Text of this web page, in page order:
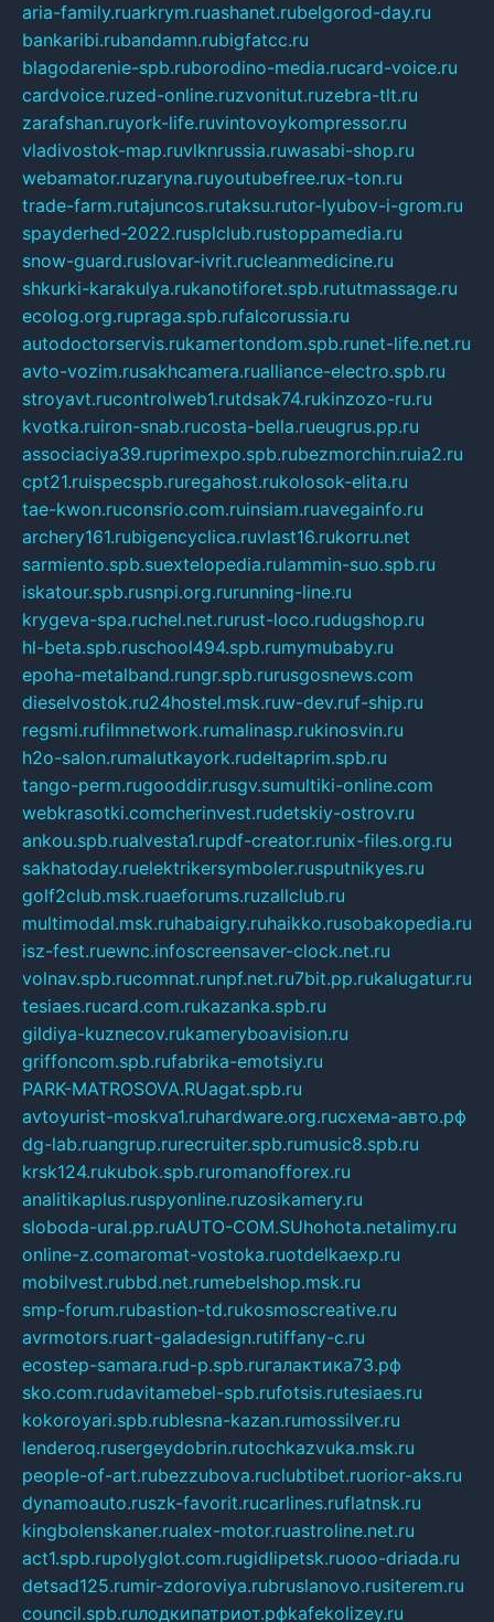
aria-family.ruarkrym.ruashanet.rubelgorod-day.ru
bankaribi.rubandamn.rubigfatcc.ru
blagodarenie-spb.ruborodino-media.rucard-voice.ru
cardvoice.ruzed-online.ruzvonitut.ruzebra-tlt.ru
zarafshan.ruyork-life.ruvintovoykompressor.ru
vladivostok-map.ruvlknrussia.ruwasabi-shop.ru
webamator.ruzaryna.ruyoutubefree.rux-ton.ru
trade-farm.rutajuncos.rutaksu.rutor-lyubov-i-grom.ru
spayderhed-2022.rusplclub.rustoppamedia.ru
snow-guard.ruslovar-ivrit.rucleanmedicine.ru
shkurki-karakulya.rukanotiforet.spb.rututmassage.ru
ecolog.org.rupraga.spb.rufalcorussia.ru
autodoctorservis.rukamertondom.spb.runet-life.net.ru
avto-vozim.rusakhcamera.rualliance-electro.spb.ru
stroyavt.rucontrolweb1.rutdsak74.rukinzozo-ru.ru
kvotka.ruiron-snab.rucosta-bella.rueugrus.pp.ru
associaciya39.ruprimexpo.spb.rubezmorchin.ruia2.ru
cpt21.ruispecspb.ruregahost.rukolosok-elita.ru
tae-kwon.ruconsrio.com.ruinsiam.ruavegainfo.ru
archery161.rubigencyclica.ruvlast16.rukorru.net
sarmiento.spb.suextelopedia.rulammin-suo.spb.ru
iskatour.spb.rusnpi.org.rurunning-line.ru
krygeva-spa.ruchel.net.rurust-loco.rudugshop.ru
hl-beta.spb.ruschool494.spb.rumymubaby.ru
epoha-metalband.rungr.spb.rurusgosnews.com
dieselvostok.ru24hostel.msk.ruw-dev.ruf-ship.ru
regsmi.rufilmnetwork.rumalinasp.rukinosvin.ru
h2o-salon.rumalutkayork.rudeltaprim.spb.ru
tango-perm.rugooddir.rusgv.sumultiki-online.com
webkrasotki.comcherinvest.rudetskiy-ostrov.ru
ankou.spb.rualvesta1.rupdf-creator.runix-files.org.ru
sakhatoday.ruelektrikersymboler.rusputnikyes.ru
golf2club.msk.ruaeforums.ruzallclub.ru
multimodal.msk.ruhabaigry.ruhaikko.rusobakopedia.ru
isz-fest.ruewnc.infoscreensaver-clock.net.ru
volnav.spb.rucomnat.runpf.net.ru7bit.pp.rukalugatur.ru
tesiaes.rucard.com.rukazanka.spb.ru
gildiya-kuznecov.rukameryboavision.ru
griffoncom.spb.rufabrika-emotsiy.ru
PARK-MATROSOVA.RUagat.spb.ru
avtoyurist-moskva1.ruhardware.org.ruсхема-авто.рф
dg-lab.ruangrup.rurecruiter.spb.rumusic8.spb.ru
krsk124.rukubok.spb.ruromanofforex.ru
analitikaplus.ruspyonline.ruzosikamery.ru
sloboda-ural.pp.ruAUTO-COM.SUhohota.netalimy.ru
online-z.comaromat-vostoka.ruotdelkaexp.ru
mobilvest.rubbd.net.rumebelshop.msk.ru
smp-forum.rubastion-td.rukosmoscreative.ru
avrmotors.ruart-galadesign.rutiffany-c.ru
ecostep-samara.rud-p.spb.ruгалактика73.рф
sko.com.rudavitamebel-spb.rufotsis.rutesiaes.ru
kokoroyari.spb.rublesna-kazan.rumossilver.ru
lenderoq.rusergeydobrin.rutochkazvuka.msk.ru
people-of-art.rubezzubova.ruclubtibet.ruorior-aks.ru
dynamoauto.ruszk-favorit.rucarlines.ruflatnsk.ru
kingbolenskaner.rualex-motor.ruastroline.net.ru
act1.spb.rupolyglot.com.rugidlipetsk.ruooo-driada.ru
detsad125.rumir-zdoroviya.rubruslanovo.rusiterem.ru
council.spb.ruлодкипатриот.рфkafekolizey.ru